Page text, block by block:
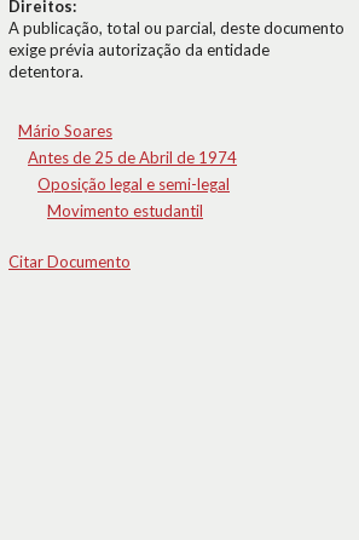
Direitos:
A publicação, total ou parcial, deste documento
exige prévia autorização da entidade
detentora.
Mário Soares
Antes de 25 de Abril de 1974
Oposição legal e semi-legal
Movimento estudantil
Citar Documento